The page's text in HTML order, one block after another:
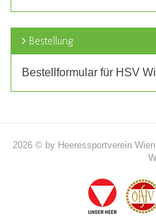
Bestellung
Bestellformular für HSV
2026 © by Heeressportverein